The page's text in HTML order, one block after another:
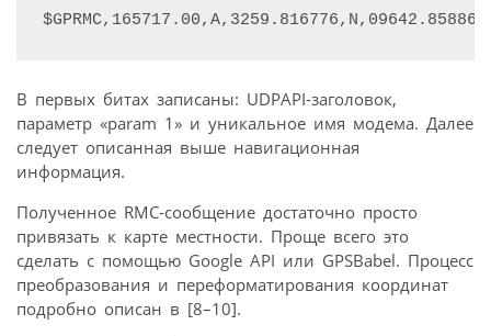
В первых битах записаны: UDPAPI-заголовок,
параметр «param 1» и уникальное имя модема. Далее
следует описанная выше навигационная
информация.
Полученное RMC-сообщение достаточно просто
привязать к карте местности. Проще всего это
сделать с помощью Google API или GPSBabel. Процесс
преобразования и переформатирования координат
подробно описан в [8–10].